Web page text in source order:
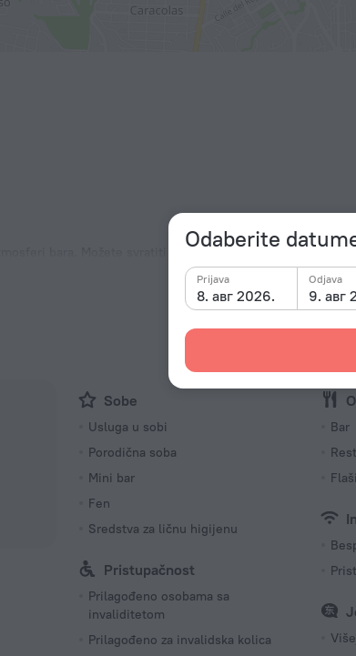
Odaberite
8. авг 2026.
Prijava
9. авг
Odjava
bara. Možete svratiti do restorana. Želite biti onlajn
Sobe
Usluga u sobi
Porodična soba
Mini bar
Fen
Sredstva za ličnu higijenu
Pristupačnost
Prilagođeno osobama sa
invaliditetom
Prilagođeno za invalidska kolica
Bar